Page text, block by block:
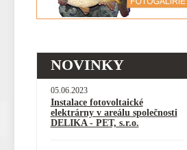
NOVINKY
05.06.2023
Instalace fotovoltaické
elektrárny v areálu společnosti
DELIKA - PET, s.r.o.